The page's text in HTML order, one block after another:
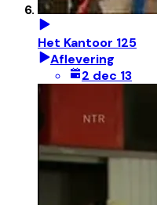
Het Kantoor 125
Aflevering
2 dec 13